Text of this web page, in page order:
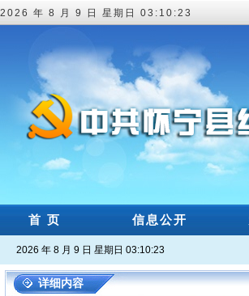
2026 年 8 月 9 日 星期日 03:10:24
首 页 信息公开
2026 年 8 月 9 日 星期日 03:10:24
详细内容